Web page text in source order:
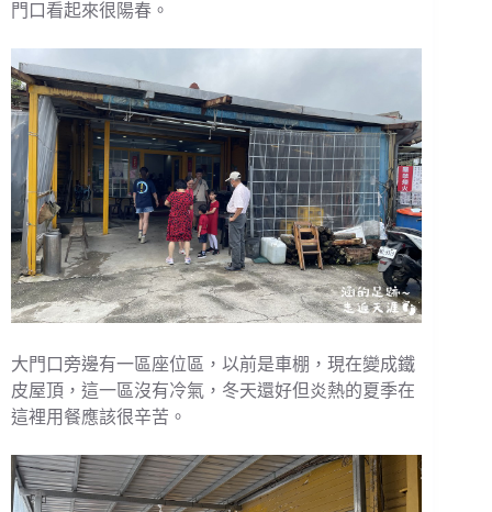
門口看起來很陽春。
大門口旁邊有一區座位區，以前是車棚，現在變成鐵
皮屋頂，這一區沒有冷氣，冬天還好但炎熱的夏季在
這裡用餐應該很辛苦。